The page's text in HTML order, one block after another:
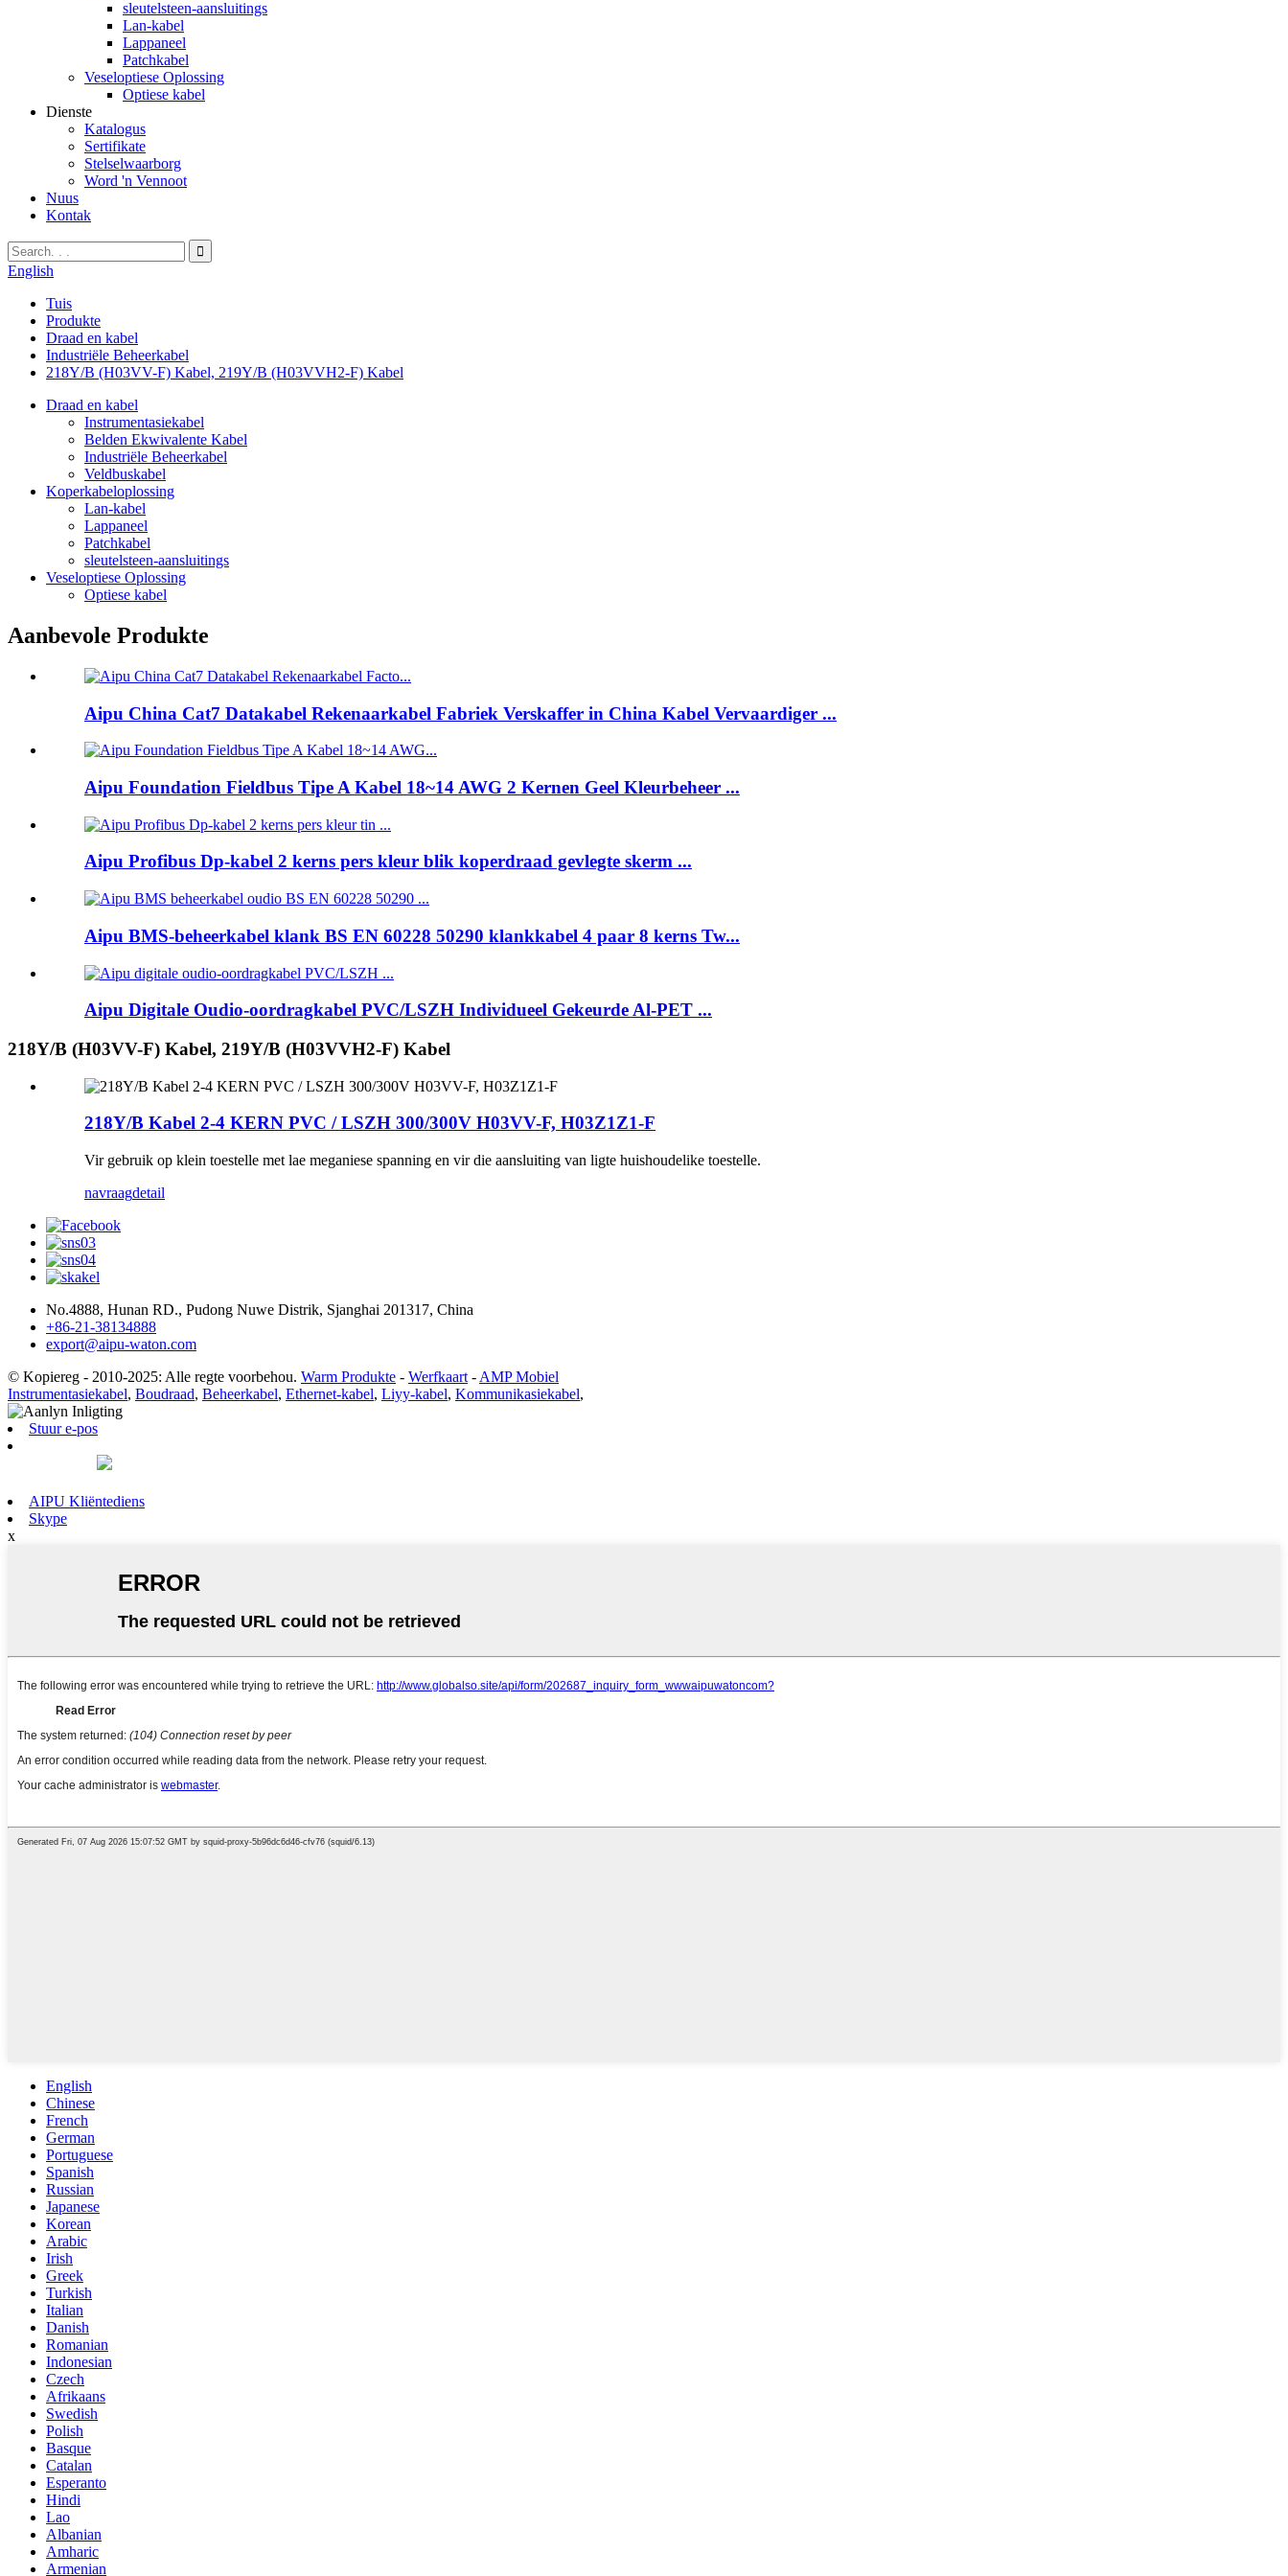
sleutelsteen-aansluitings
Lan-kabel
Lappaneel
Patchkabel
Veseloptiese Oplossing
Optiese kabel
Dienste
Katalogus
Sertifikate
Stelselwaarborg
Word 'n Vennoot
Nuus
Kontak
English
Tuis
Produkte
Draad en kabel
Industriële Beheerkabel
218Y/B (H03VV-F) Kabel, 219Y/B (H03VVH2-F) Kabel
Draad en kabel
Instrumentasiekabel
Belden Ekwivalente Kabel
Industriële Beheerkabel
Veldbuskabel
Koperkabeloplossing
Lan-kabel
Lappaneel
Patchkabel
sleutelsteen-aansluitings
Veseloptiese Oplossing
Optiese kabel
Aanbevole Produkte
Aipu China Cat7 Datakabel Rekenaarkabel Fabriek Verskaffer in China Kabel Vervaardiger ...
Aipu Foundation Fieldbus Tipe A Kabel 18~14 AWG 2 Kernen Geel Kleurbeheer ...
Aipu Profibus Dp-kabel 2 kerns pers kleur blik koperdraad gevlegte skerm ...
Aipu BMS-beheerkabel klank BS EN 60228 50290 klankkabel 4 paar 8 kerns Tw...
Aipu Digitale Oudio-oordragkabel PVC/LSZH Individueel Gekeurde Al-PET ...
218Y/B (H03VV-F) Kabel, 219Y/B (H03VVH2-F) Kabel
218Y/B Kabel 2-4 KERN PVC / LSZH 300/300V H03VV-F, H03Z1Z1-F
Vir gebruik op klein toestelle met lae meganiese spanning en vir die aansluiting van ligte huishoudelike toestelle.
navraagdetail
No.4888, Hunan RD., Pudong Nuwe Distrik, Sjanghai 201317, China
+86-21-38134888
export@aipu-waton.com
© Kopiereg - 2010-2025: Alle regte voorbehou. Warm Produkte - Werfkaart - AMP Mobiel
Instrumentasiekabel, Boudraad, Beheerkabel, Ethernet-kabel, Liyy-kabel, Kommunikasiekabel,
Stuur e-pos
AIPU Kliëntediens
Skype
x
English
Chinese
French
German
Portuguese
Spanish
Russian
Japanese
Korean
Arabic
Irish
Greek
Turkish
Italian
Danish
Romanian
Indonesian
Czech
Afrikaans
Swedish
Polish
Basque
Catalan
Esperanto
Hindi
Lao
Albanian
Amharic
Armenian